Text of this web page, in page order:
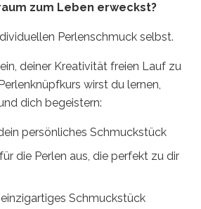
zum Leben erweckst?
Perlenschmuck selbst.
deiner Kreativität freien Lauf zu
wirst du lernen,
dich begeistern:
persönliches Schmuckstück
die Perlen aus, die perfekt zu dir
Schmuckstück